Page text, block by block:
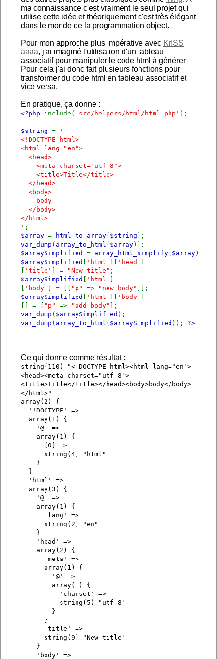
ma connaissance c'est vraiment le seul projet qui
utilise cette idée et théoriquement c'est très élégant
dans le monde de la programmation object.
Pour mon approche plus impérative avec KrISS
aaaa, j'ai imaginé l'utilisation d'un tableau
associatif pour manipuler le code html à générer.
Pour cela j'ai donc fait plusieurs fonctions pour
transformer du code html en tableau associatif et
vice versa.
En pratique, ça donne :
<?php include( 'src/helpers/html/html.php' );
$string =
'
<!DOCTYPE html>
<html lang="en">
<head>
<meta charset="utf-8">
<title>Title</title>
</head>
<body>
body
</body>
</html>
' ;
$array = html_to_array( $string );
var_dump ( array_to_html ( $array));
$arraySimplified = array_html_simplify( $array);
$arraySimplified [ 'html' ][ 'head' ]
[ 'title' ] = "New title" ;
$arraySimplified [ 'html' ]
[ 'body' ] = [[ "p" => "new body" ]];
$arraySimplified [ 'html' ][ 'body' ]
[] = [ "p" => "add body" ];
var_dump ( $arraySimplified );
var_dump ( array_to_html ( $arraySimplified )); ?>
Ce qui donne comme résultat :
string(110) "<!DOCTYPE html><html lang="en">
<head><meta charset="utf-8">
<title>Title</title></head><body>body</body>
</html>"
array(2) {
'!DOCTYPE' =>
array(1) {
'@' =>
array(1) {
[0] =>
string(4) "html"
}
}
'html' =>
array(3) {
'@' =>
array(1) {
'lang' =>
string(2) "en"
}
'head' =>
array(2) {
'meta' =>
array(1) {
'@' =>
array(1) {
'charset' =>
string(5) "utf-8"
}
}
'title' =>
string(9) "New title"
}
'body' =>